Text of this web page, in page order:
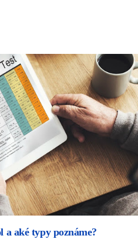
a aké typy poznáme?